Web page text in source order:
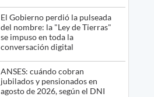
El Gobierno perdió la pulseada
del nombre: la "Ley de Tierras"
se impuso en toda la
conversación digital
ANSES: cuándo cobran
jubilados y pensionados en
agosto de 2026, según el DNI